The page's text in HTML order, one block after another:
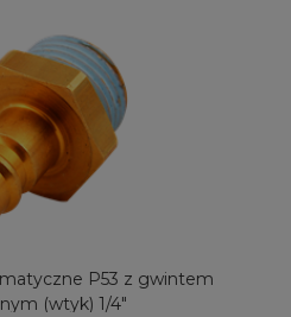
P53 z gwintem
(wtyk) 1/4"